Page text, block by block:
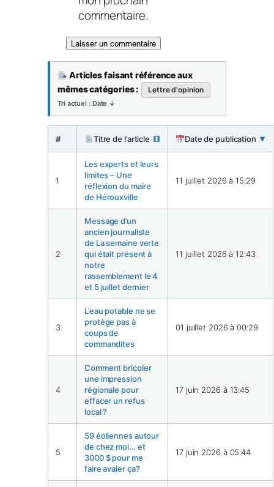
commentaire.
Articles faisant référence aux
mêmes catégories :
Lettre d'opinion
Tri actuel : Date ↓
# Titre de l’article Date de publication ▼
1
Les experts et leurs
limites – Une
réflexion du maire
de Hérouxville
11 juillet 2026 à 15:29
2
Message d’un
ancien journaliste
de La semaine verte
qui était présent à
notre
rassemblement le 4
et 5 juillet dernier
11 juillet 2026 à 12:43
3
L’eau potable ne se
protège pas à
coups de
commandites
01 juillet 2026 à 00:29
4
Comment bricoler
une impression
régionale pour
effacer un refus
local ?
17 juin 2026 à 13:45
5
59 éoliennes autour
de chez moi… et
3000 $ pour me
faire avaler ça?
17 juin 2026 à 05:44